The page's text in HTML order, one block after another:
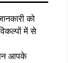
को
में से
आपके